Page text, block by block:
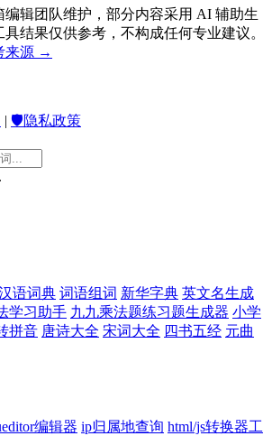
辑团队维护，部分内容采用 AI 辅助生
结果仅供参考，不构成任何专业建议。
来源 →
| 🛡️隐私政策
语词典 词语组词 新华字典 英文名生成
学习助手 九九乘法题练习题生成器 小学
拼音 唐诗大全 宋词大全 四书五经 元曲
编辑器 ip归属地查询 html/js转换器工